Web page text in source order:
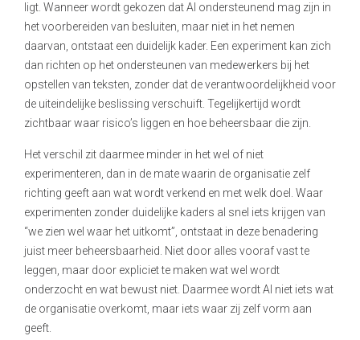
ligt. Wanneer wordt gekozen dat AI ondersteunend mag zijn in
het voorbereiden van besluiten, maar niet in het nemen
daarvan, ontstaat een duidelijk kader. Een experiment kan zich
dan richten op het ondersteunen van medewerkers bij het
opstellen van teksten, zonder dat de verantwoordelijkheid voor
de uiteindelijke beslissing verschuift. Tegelijkertijd wordt
zichtbaar waar risico’s liggen en hoe beheersbaar die zijn.
Het verschil zit daarmee minder in het wel of niet
experimenteren, dan in de mate waarin de organisatie zelf
richting geeft aan wat wordt verkend en met welk doel. Waar
experimenten zonder duidelijke kaders al snel iets krijgen van
“we zien wel waar het uitkomt”, ontstaat in deze benadering
juist meer beheersbaarheid. Niet door alles vooraf vast te
leggen, maar door expliciet te maken wat wel wordt
onderzocht en wat bewust niet. Daarmee wordt AI niet iets wat
de organisatie overkomt, maar iets waar zij zelf vorm aan
geeft.